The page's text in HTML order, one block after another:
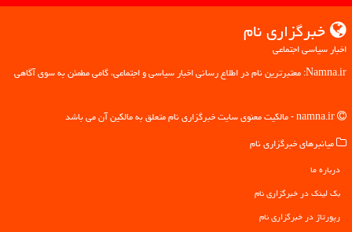
خبرگزاری نام
اخبار سیاسی اجتماعی
Namna.ir: معتبرترین نام در اطلاع رسانی اخبار سیاسی و اجتماعی، گامی مطمئن به سوی آگاهی
میانبرهای خبرگزاری نام
درباره ما
بک لینک در خبرگزاری نام
رپورتاژ در خبرگزاری نام